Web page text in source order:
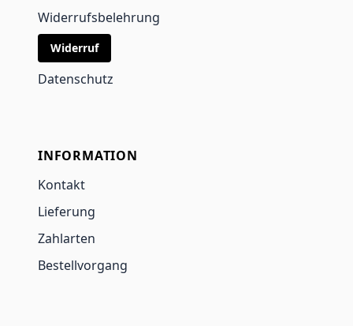
Widerrufsbelehrung
Widerruf
Datenschutz
INFORMATION
Kontakt
Lieferung
Zahlarten
Bestellvorgang